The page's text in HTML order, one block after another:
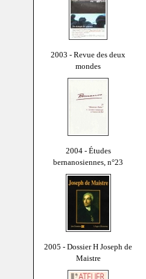
2003 - Revue des deux
mondes
2004 - Études
bernanosiennes, n°23
2005 - Dossier H Joseph de
Maistre